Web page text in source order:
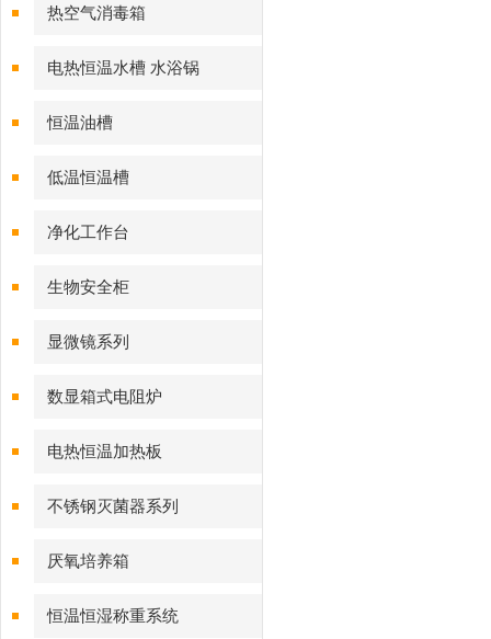
热空气消毒箱
电热恒温水槽 水浴锅
恒温油槽
低温恒温槽
净化工作台
生物安全柜
显微镜系列
数显箱式电阻炉
电热恒温加热板
不锈钢灭菌器系列
厌氧培养箱
恒温恒湿称重系统